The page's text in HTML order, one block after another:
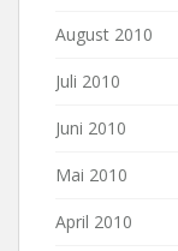
August 2010
Juli 2010
Juni 2010
Mai 2010
April 2010